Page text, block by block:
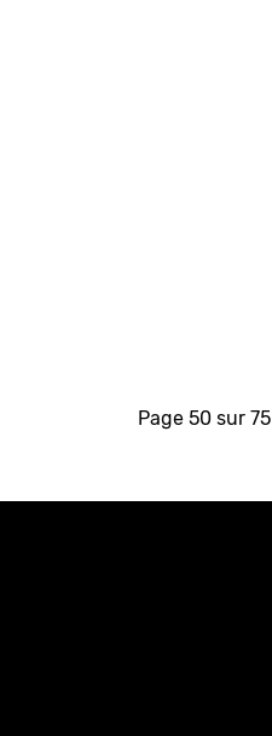
Page 50 sur 75